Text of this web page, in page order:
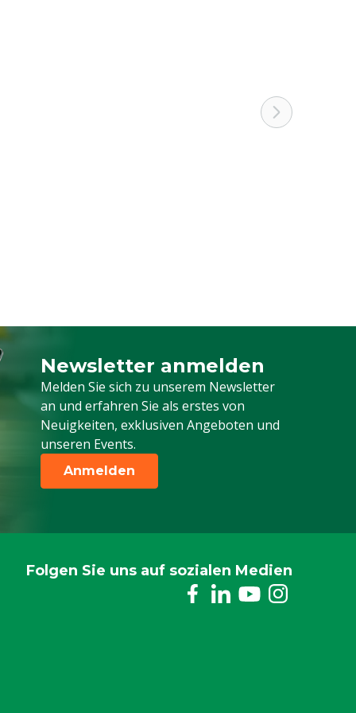
Newsletter anmelden
Melden Sie sich zu unserem Newsletter
an und erfahren Sie als erstes von
Neuigkeiten, exklusiven Angeboten und
unseren Events.
Melden Sie sich für unseren Newsletter
Anmelden
Folgen Sie uns auf sozialen Medien